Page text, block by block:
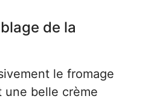
de la
le fromage
une belle crème